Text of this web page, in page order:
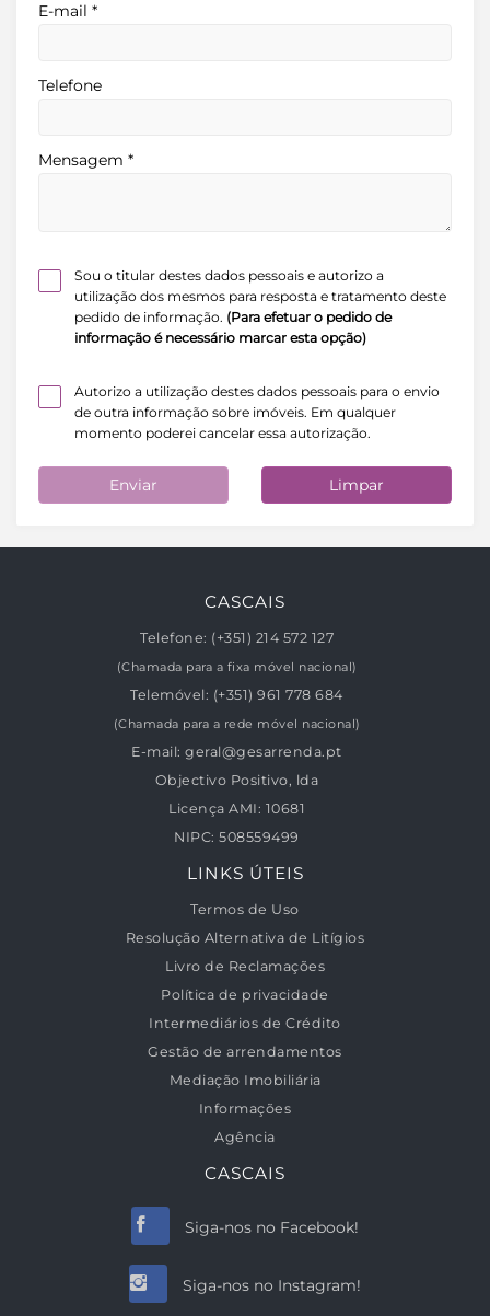
E-mail *
Telefone
Mensagem *
Sou o titular destes dados pessoais e autorizo a
utilização dos mesmos para resposta e tratamento deste
pedido de informação. (Para efetuar o pedido de
informação é necessário marcar esta opção)
Autorizo a utilização destes dados pessoais para o envio
de outra informação sobre imóveis. Em qualquer
momento poderei cancelar essa autorização.
Enviar Limpar
CASCAIS
Telefone: (+351) 214 572 127
(Chamada para a fixa móvel nacional)
Telemóvel: (+351) 961 778 684
(Chamada para a rede móvel nacional)
E-mail: geral@gesarrenda.pt
Objectivo Positivo, lda
Licença AMI: 10681
NIPC: 508559499
LINKS ÚTEIS
Termos de Uso
Resolução Alternativa de Litígios
Livro de Reclamações
Política de privacidade
Intermediários de Crédito
Gestão de arrendamentos
Mediação Imobiliária
Informações
Agência
CASCAIS
Siga-nos no Facebook!
Siga-nos no Instagram!